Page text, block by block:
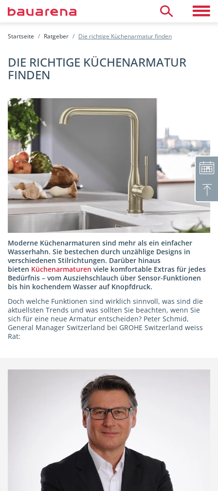
Suche
Neutrale Beratung Aussteller finden
Café & Arbeitsatelier
Startseite Ratgeber Die richtige Küchenarmatur finden
DIE RICHTIGE KÜCHENARMATUR
FINDEN
Moderne Küchenarmaturen sind mehr als ein einfacher
Wasserhahn. Sie bestechen durch unzählige Designs in
verschiedenen Stilrichtungen. Darüber hinaus
bieten Küchenarmaturen viele komfortable Extras für jedes
Bedürfnis – vom Ausziehschlauch über Sensor-Funktionen
bis hin kochendem Wasser auf Knopfdruck.
Doch welche Funktionen sind wirklich sinnvoll, was sind die
aktuellsten Trends und was sollten Sie beachten, wenn Sie
sich für eine neue Armatur entscheiden? Peter Schmid,
General Manager Switzerland bei GROHE Switzerland weiss
Rat: